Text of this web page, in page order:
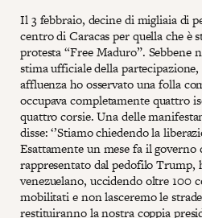
Il 3 febbraio, decine di migliaia di
centro di Caracas per quella che è
protesta “Free Maduro”. Sebbene
stima ufficiale della
affluenza ho osservato una folla
occupava completamente quattro
quattro corsie. Una delle
disse: ‘’Stiamo chiedendo la
Esattamente un mese fa il
rappresentato dal pedofilo Trump,
venezuelano, uccidendo oltre 100
mobilitati e non lasceremo le
restituiranno la nostra coppia